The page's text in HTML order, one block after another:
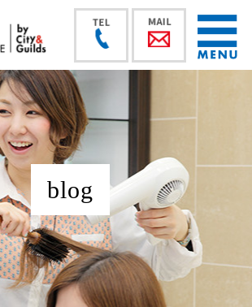
blog